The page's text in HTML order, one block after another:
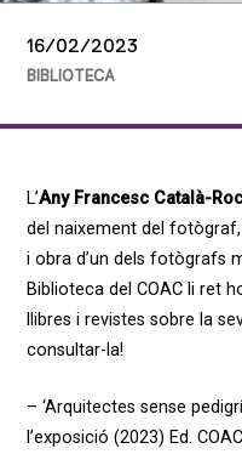
16/02/2023
BIBLIOTECA
L’Any Francesc Català-
del naixement del
i obra d’un dels fotògrafs
Biblioteca del COAC li ret
llibres i revistes sobre la
consultar-la!
– ‘Arquitectes sense
l’exposició (2023) Ed. COAC